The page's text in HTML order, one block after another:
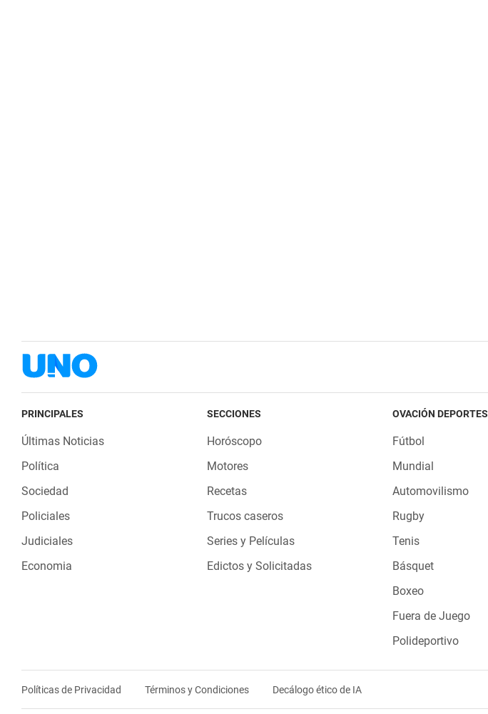
PRINCIPALES
Últimas Noticias
Política
Sociedad
Policiales
Judiciales
Economia
SECCIONES
Horóscopo
Motores
Recetas
Trucos caseros
Series y Películas
Edictos y Solicitadas
OVACIÓN DEPORTES
Fútbol
Mundial
Automovilismo
Rugby
Tenis
Básquet
Boxeo
Fuera de Juego
Polideportivo
Políticas de Privacidad Términos y Condiciones Decálogo ético de IA